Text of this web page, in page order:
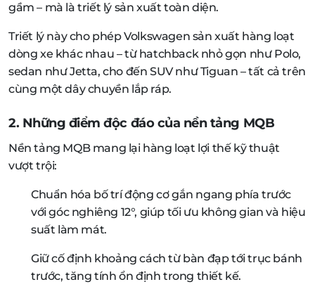
gầm – mà là triết lý sản xuất toàn diện.
Triết lý này cho phép Volkswagen sản xuất hàng loạt
dòng xe khác nhau – từ hatchback nhỏ gọn như Polo,
sedan như Jetta, cho đến SUV như Tiguan – tất cả trên
cùng một dây chuyền lắp ráp.
2. Những điểm độc đáo của nền tảng MQB
Nền tảng MQB mang lại hàng loạt lợi thế kỹ thuật
vượt trội:
Chuẩn hóa bố trí động cơ gắn ngang phía trước
với góc nghiêng 12°, giúp tối ưu không gian và hiệu
suất làm mát.
Giữ cố định khoảng cách từ bàn đạp tới trục bánh
trước, tăng tính ổn định trong thiết kế.